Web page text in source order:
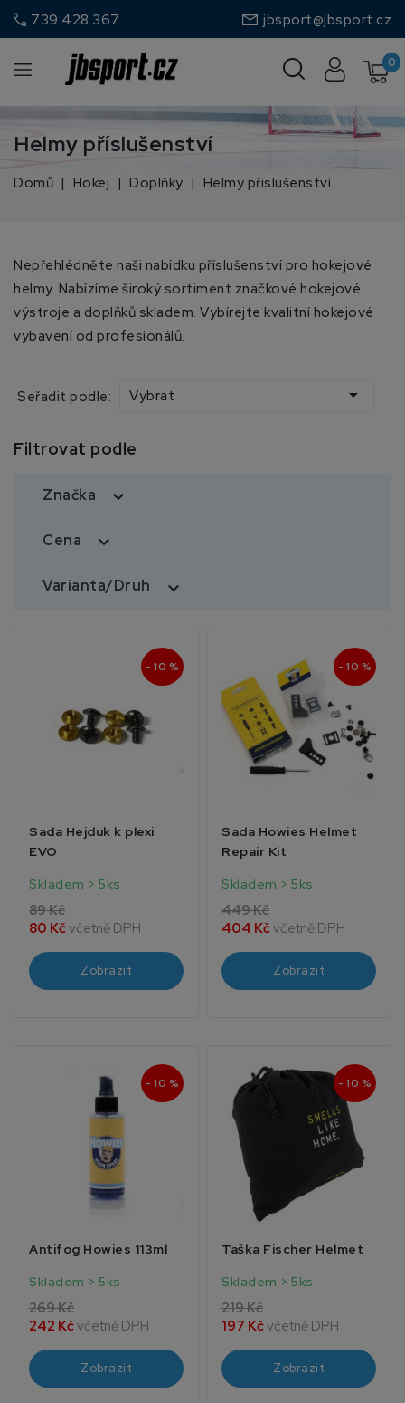
call 739 428 367 jbsport@jbsport.cz
0
Helmy příslušenství
Domů Hokej Doplňky Helmy příslušenství
Nepřehlédněte naši nabídku příslušenství pro hokejové
helmy. Nabízíme široký sortiment značkové hokejové
výstroje a doplňků skladem. Vybírejte kvalitní hokejové
vybavení od profesionálů.
Seřadit podle: Vybrat 
Filtrovat podle
Značka 
Cena 
Varianta/Druh 
- 10 %
Sada Hejduk k plexi
EVO
Skladem > 5ks
89 Kč
80 Kčvčetně DPH
Zobrazit
- 10 %
Sada Howies Helmet
Repair Kit
Skladem > 5ks
449 Kč
404 Kčvčetně DPH
Zobrazit
- 10 %
Antifog Howies 113ml
Skladem > 5ks
269 Kč
242 Kčvčetně DPH
Zobrazit
- 10 %
Taška Fischer Helmet
Skladem > 5ks
219 Kč
197 Kčvčetně DPH
Zobrazit